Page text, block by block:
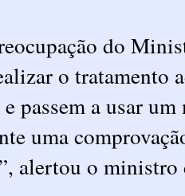
do
o tratamento
passem a usar
uma
alertou o